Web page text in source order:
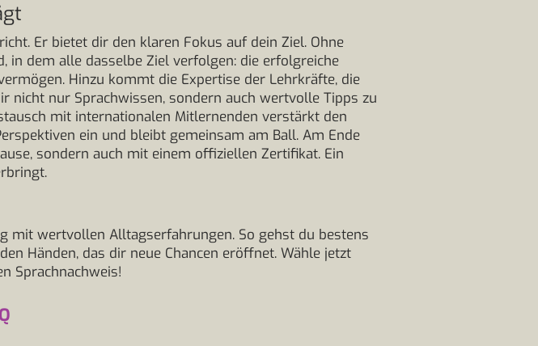
Er bietet dir den klaren Fokus auf dein Ziel. Ohne
dem alle dasselbe Ziel verfolgen: die erfolgreiche
Hinzu kommt die Expertise der Lehrkräfte, die
nur Sprachwissen, sondern auch wertvolle Tipps zu
mit internationalen Mitlernenden verstärkt den
ein und bleibt gemeinsam am Ball. Am Ende
sondern auch mit einem offiziellen Zertifikat. Ein
mit wertvollen Alltagserfahrungen. So gehst du bestens
Händen, das dir neue Chancen eröffnet. Wähle jetzt
Sprachnachweis!